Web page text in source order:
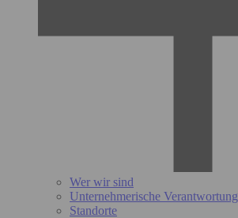
Wer wir sind
Unternehmerische Verantwortung
Standorte